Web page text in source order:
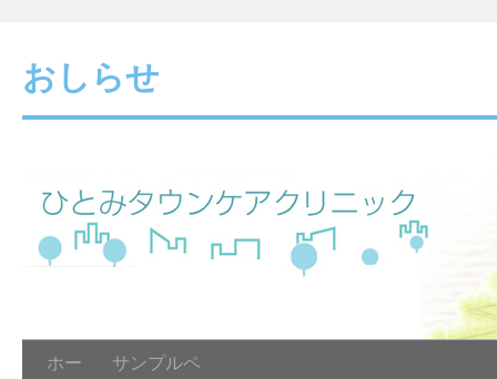
おしらせ
ホー
サンプルペ